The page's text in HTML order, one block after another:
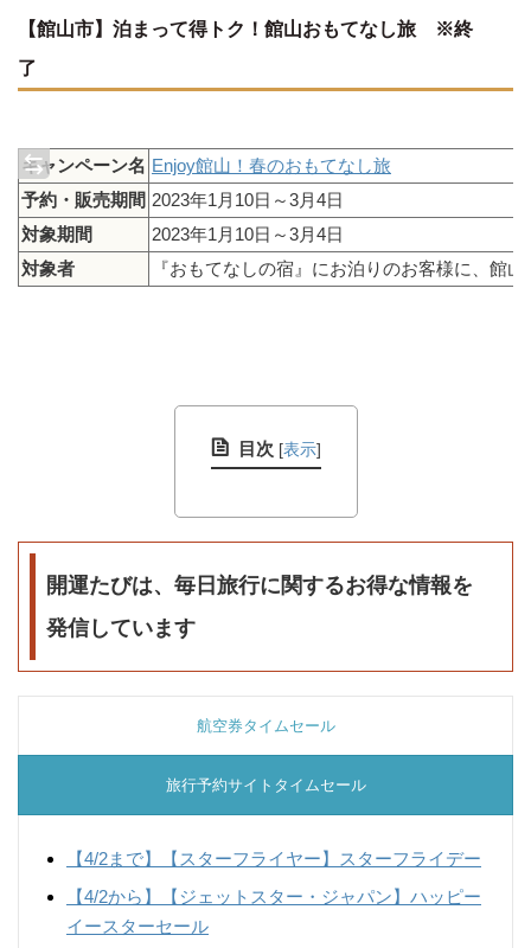
【館山市】泊まって得トク！館山おもてなし旅 ※終
了
キャンペーン名 Enjoy館山！春のおもてなし旅
予約・販売期間 2023年1月10日～3月4日
対象期間
2023年1月10日～3月4日
対象者
『おもてなしの宿』にお泊りのお客様に、館
目次 [表示]
開運たびは、毎日旅行に関するお得な情報を
発信しています
航空券タイムセール
旅行予約サイトタイムセール
【4/2まで】
【スターフライヤー】スターフライデー
【4/2から】
【ジェットスター・ジャパン】ハッピー
イースターセール